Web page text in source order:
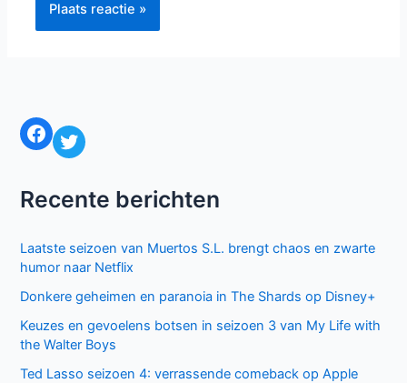
Facebook Twitter
Recente berichten
Laatste seizoen van Muertos S.L. brengt chaos en zwarte
humor naar Netflix
Donkere geheimen en paranoia in The Shards op Disney+
Keuzes en gevoelens botsen in seizoen 3 van My Life with
the Walter Boys
Ted Lasso seizoen 4: verrassende comeback op Apple